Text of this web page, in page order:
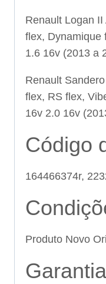
Renault Logan
flex, Dynamique
1.6 16v (2013 a
Renault
flex, RS flex,
16v 2.0 16v
Código
164466374r,
Produto Novo